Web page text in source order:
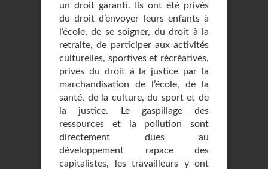
un droit garanti. Ils ont été privés
du droit d’envoyer leurs enfants à
l’école, de se soigner, du droit à la
retraite, de participer aux activités
culturelles, sportives et récréatives,
privés du droit à la justice par la
marchandisation de l’école, de la
santé, de la culture, du sport et de
la justice. Le gaspillage des
ressources et la pollution sont
directement dues au
développement rapace des
capitalistes, les travailleurs y ont